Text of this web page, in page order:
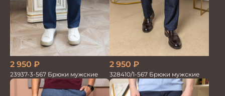
2 950 ₽
23937-3-567 Брюки мужские
2 950 ₽
328410/1-567 Брюки мужские